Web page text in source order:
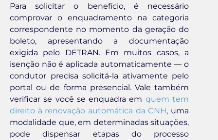
Para solicitar o benefício, é necessário
comprovar o enquadramento na categoria
correspondente no momento da geração do
boleto, apresentando a documentação
exigida pelo DETRAN. Em muitos casos, a
isenção não é aplicada automaticamente — o
condutor precisa solicitá-la ativamente pelo
portal ou de forma presencial. Vale também
verificar se você se enquadra em quem tem
direito à renovação automática da CNH, uma
modalidade que, em determinadas situações,
pode dispensar etapas do processo